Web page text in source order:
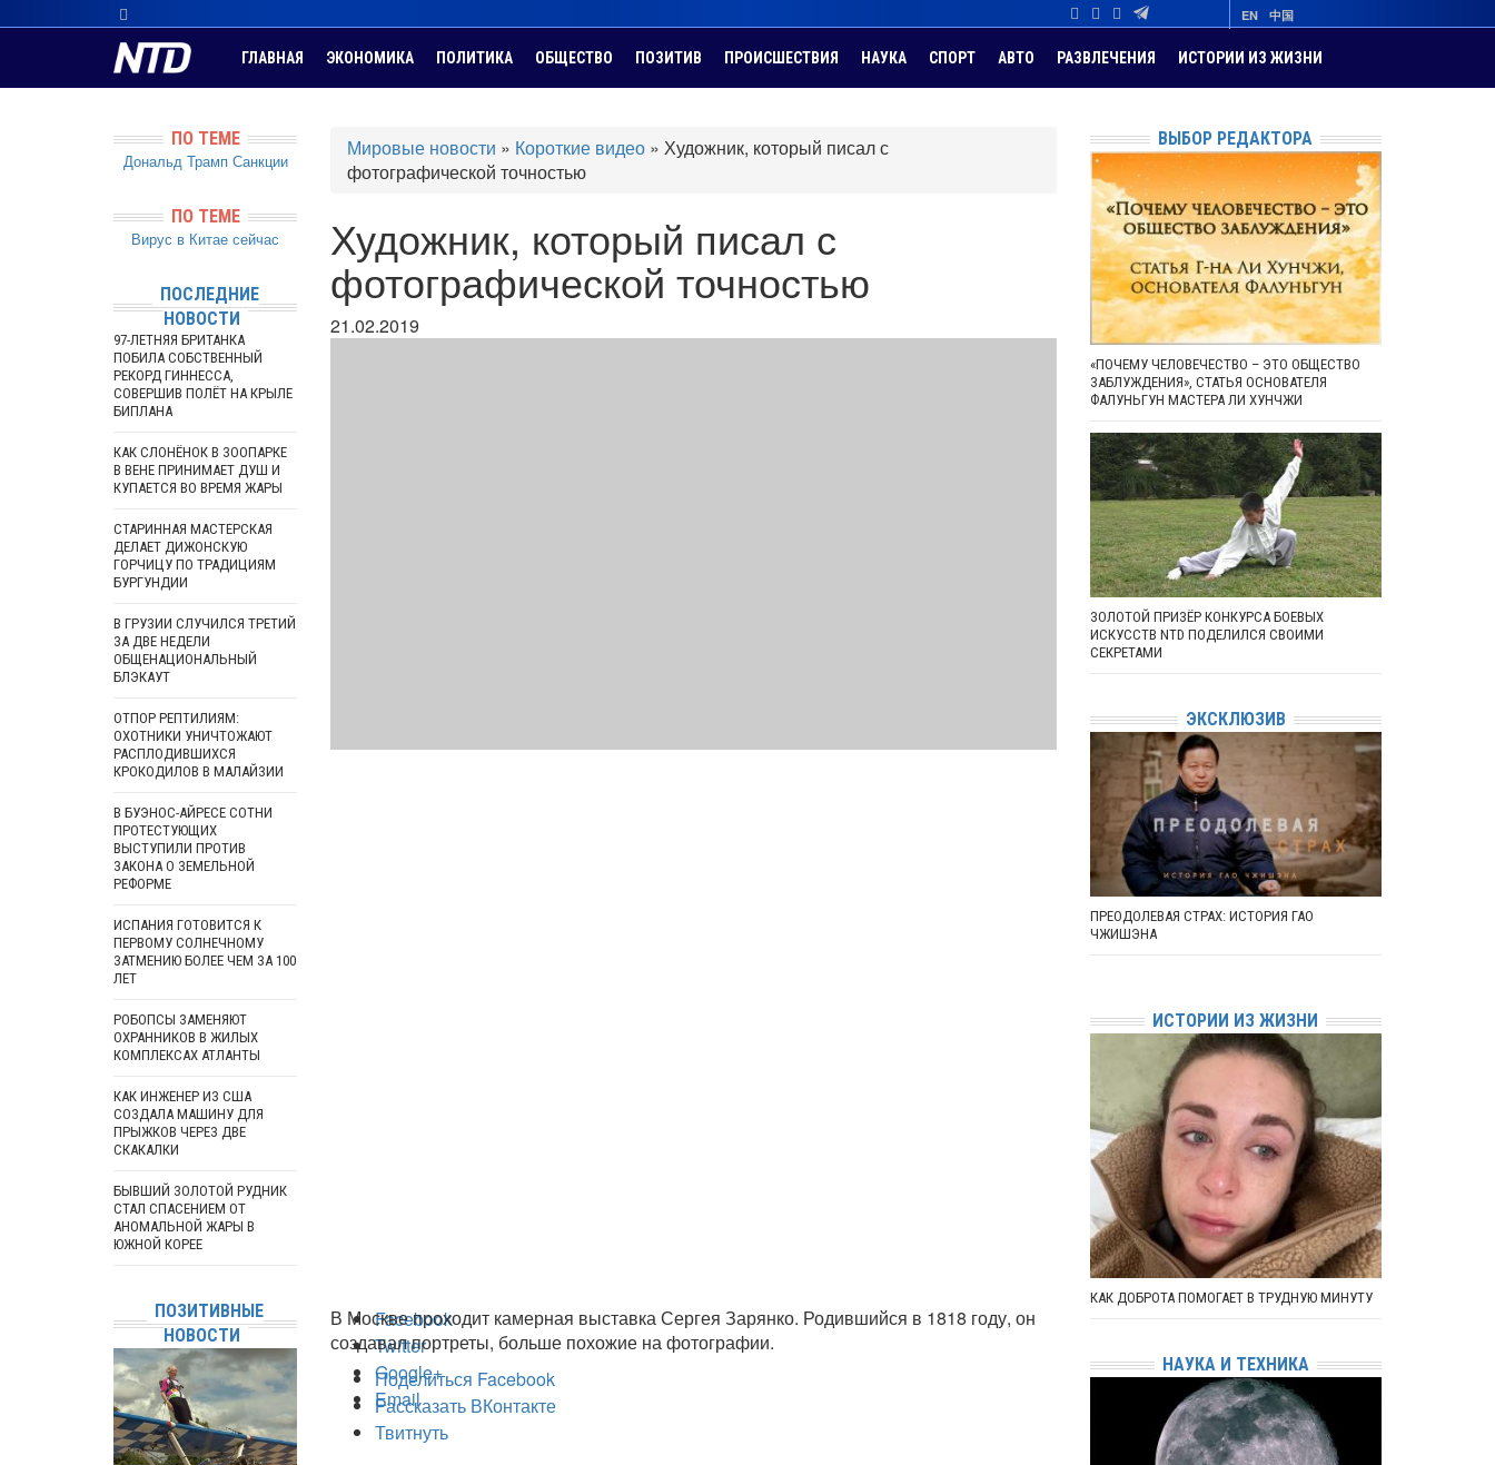
EN 中国
ГЛАВНАЯ ЭКОНОМИКА ПОЛИТИКА ОБЩЕСТВО ПОЗИТИВ ПРОИСШЕСТВИЯ НАУКА СПОРТ АВТО РАЗВЛЕЧЕНИЯ ИСТОРИИ ИЗ ЖИЗНИ
Мировые новости » Короткие видео » Художник, который писал с
фотографической точностью
Художник, который писал с
фотографической точностью
21.02.2019
Facebook
Twitter
Google+
Email
В Москве проходит камерная выставка Сергея Зарянко. Родившийся в 1818 году, он
создавал портреты, больше похожие на фотографии.
Поделиться Facebook
Рассказать ВКонтакте
Твитнуть
ПО ТЕМЕ
Дональд Трамп Санкции
ПО ТЕМЕ
Вирус в Китае сейчас
ПОСЛЕДНИЕ
НОВОСТИ
97-ЛЕТНЯЯ БРИТАНКА
ПОБИЛА СОБСТВЕННЫЙ
РЕКОРД ГИННЕССА,
СОВЕРШИВ ПОЛЁТ НА КРЫЛЕ
БИПЛАНА
КАК СЛОНЁНОК В ЗООПАРКЕ
В ВЕНЕ ПРИНИМАЕТ ДУШ И
КУПАЕТСЯ ВО ВРЕМЯ ЖАРЫ
СТАРИННАЯ МАСТЕРСКАЯ
ДЕЛАЕТ ДИЖОНСКУЮ
ГОРЧИЦУ ПО ТРАДИЦИЯМ
БУРГУНДИИ
В ГРУЗИИ СЛУЧИЛСЯ ТРЕТИЙ
ЗА ДВЕ НЕДЕЛИ
ОБЩЕНАЦИОНАЛЬНЫЙ
БЛЭКАУТ
ОТПОР РЕПТИЛИЯМ:
ОХОТНИКИ УНИЧТОЖАЮТ
РАСПЛОДИВШИХСЯ
КРОКОДИЛОВ В МАЛАЙЗИИ
В БУЭНОС-АЙРЕСЕ СОТНИ
ПРОТЕСТУЮЩИХ
ВЫСТУПИЛИ ПРОТИВ
ЗАКОНА О ЗЕМЕЛЬНОЙ
РЕФОРМЕ
ИСПАНИЯ ГОТОВИТСЯ К
ПЕРВОМУ СОЛНЕЧНОМУ
ЗАТМЕНИЮ БОЛЕЕ ЧЕМ ЗА 100
ЛЕТ
РОБОПСЫ ЗАМЕНЯЮТ
ОХРАННИКОВ В ЖИЛЫХ
КОМПЛЕКСАХ АТЛАНТЫ
КАК ИНЖЕНЕР ИЗ США
СОЗДАЛА МАШИНУ ДЛЯ
ПРЫЖКОВ ЧЕРЕЗ ДВЕ
СКАКАЛКИ
БЫВШИЙ ЗОЛОТОЙ РУДНИК
СТАЛ СПАСЕНИЕМ ОТ
АНОМАЛЬНОЙ ЖАРЫ В
ЮЖНОЙ КОРЕЕ
ПОЗИТИВНЫЕ
НОВОСТИ
ВЫБОР РЕДАКТОРА
«ПОЧЕМУ ЧЕЛОВЕЧЕСТВО – ЭТО ОБЩЕСТВО
ЗАБЛУЖДЕНИЯ», СТАТЬЯ ОСНОВАТЕЛЯ
ФАЛУНЬГУН МАСТЕРА ЛИ ХУНЧЖИ
ЗОЛОТОЙ ПРИЗЁР КОНКУРСА БОЕВЫХ
ИСКУССТВ NTD ПОДЕЛИЛСЯ СВОИМИ
СЕКРЕТАМИ
ЭКСКЛЮЗИВ
ПРЕОДОЛЕВАЯ СТРАХ: ИСТОРИЯ ГАО
ЧЖИШЭНА
ИСТОРИИ ИЗ ЖИЗНИ
КАК ДОБРОТА ПОМОГАЕТ В ТРУДНУЮ МИНУТУ
НАУКА И ТЕХНИКА